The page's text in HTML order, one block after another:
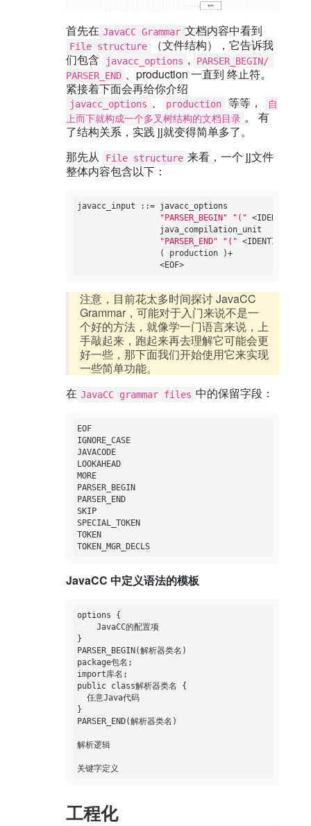
首先在 JavaCC Grammar 文档内容中看到
File structure
（文件结构），它告诉我
们包含
javacc_options ,
PARSER_BEGIN/
PARSER_END 、production 一直到终止符。
紧接着下面会再给你介绍
javacc_options 、 production 等等，
自
上而下就构成一个多叉树结构的文档目录 。 有
了结构关系，实践 jj就变得简单多了。
那先从
File structure 来看，一个 jj文件
整体内容包含以下：
javacc_input ::= javacc_options
"PARSER_BEGIN"
"("
                 java_compilation_unit
"PARSER_END"
"(" <IDENTIFIER>
                 ( production )+
                 <EOF>
注意，目前花太多时间探讨 JavaCC
Grammar，可能对于入门来说不是一
个好的方法，就像学一门语言来说，上
手敲起来，跑起来再去理解它可能会更
好一些，那下面我们开始使用它来实现
一些简单功能。
在 JavaCC grammar files 中的保留字段：
EOF
IGNORE_CASE
JAVACODE
LOOKAHEAD
MORE
PARSER_BEGIN
PARSER_END
SKIP
SPECIAL_TOKEN
TOKEN
TOKEN_MGR_DECLS
JavaCC 中定义语法的模板
options {
    JavaCC的配置项
}
PARSER_BEGIN(解析器类名)
package包名;
import库名;
public class解析器类名 {
  任意Java代码
}
PARSER_END(解析器类名)
解析逻辑
工程化